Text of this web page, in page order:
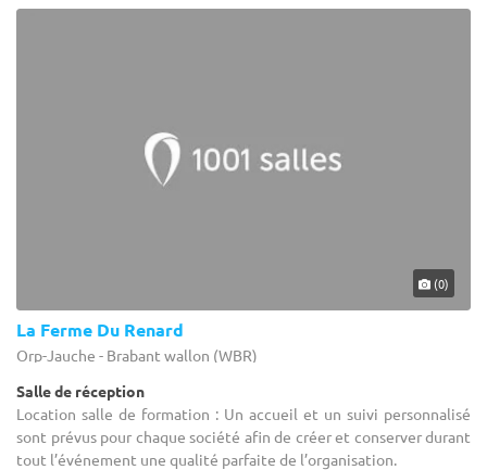
(0)
La Ferme Du Renard
Orp-Jauche - Brabant wallon (WBR)
Salle de réception
Location salle de formation : Un accueil et un suivi personnalisé
sont prévus pour chaque société afin de créer et conserver durant
tout l’événement une qualité parfaite de l’organisation.